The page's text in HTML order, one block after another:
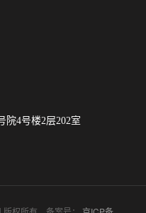
院4号楼2层202室